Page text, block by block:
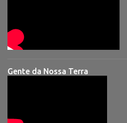
Gente da Nossa Terra